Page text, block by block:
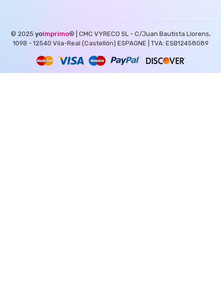
© 2025 yoimprimo®
| CMC VYRECO SL - C/Juan Bautista Llorens,
109B - 12540 Vila-Real (Castellón) ESPAGNE | TVA: ESB12458089